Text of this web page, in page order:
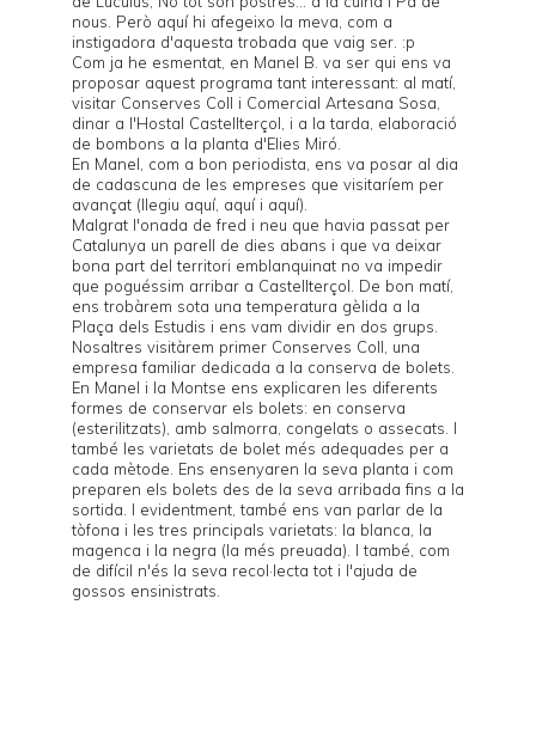
nous . Però aquí hi afegeixo la meva, com a
instigadora d'aquesta trobada que vaig ser. :p
Com ja he esmentat, en Manel B. va ser qui ens va
proposar aquest programa tant interessant: al matí,
visitar Conserves Coll i Comercial Artesana Sosa,
dinar a l'Hostal Castellterçol, i a la tarda, elaboració
de bombons a la planta d'Elies Miró.
En Manel, com a bon periodista, ens va posar al dia
de cadascuna de les empreses que visitaríem per
avançat (llegiu aquí, aquíi aquí).
Malgrat l'onada de fred i neu que havia passat per
Catalunya un parell de dies abans i que va deixar
bona part del territori emblanquinat no va impedir
que poguéssim arribar a Castellterçol. De bon matí,
ens trobàrem sota una temperatura gèlida a la
Plaça dels Estudis i ens vam dividir en dos grups.
Nosaltres visitàrem primer Conserves Coll , una
empresa familiar dedicada a la conserva de bolets.
En Manel i la Montse ens explicaren les diferents
formes de conservar els bolets: en conserva
(esterilitzats), amb salmorra, congelats o assecats. I
també les varietats de bolet més adequades per a
cada mètode. Ens ensenyaren la seva planta i com
preparen els bolets des de la seva arribada fins a la
sortida. I evidentment, també ens van parlar de la
tòfona i les tres principals varietats: la blanca, la
magenca i la negra (la més preuada). I també, com
de difícil n'és la seva recol·lecta tot i l'ajuda de
gossos ensinistrats.